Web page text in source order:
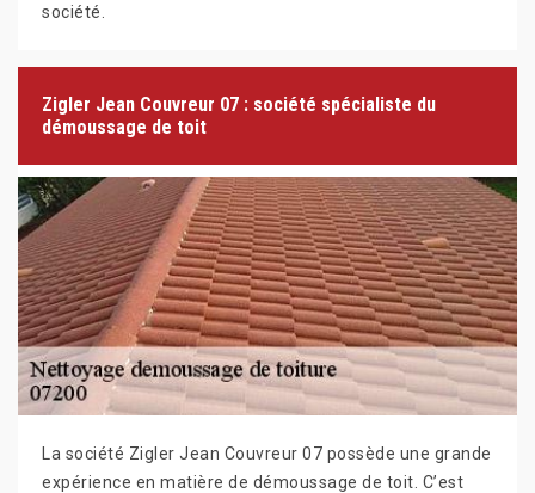
société.
Zigler Jean Couvreur 07 : société spécialiste du
démoussage de toit
La société Zigler Jean Couvreur 07 possède une grande
expérience en matière de démoussage de toit. C’est